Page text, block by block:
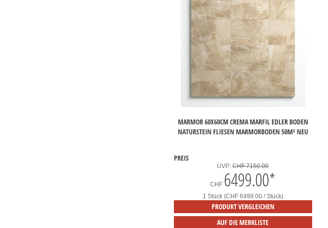
MARMOR 60X60CM CREMA MARFIL EDLER BODEN
NATURSTEIN FLIESEN MARMORBODEN 50M² NEU
PREIS
UVP:CHF 7150.00
CHF 6499.00*
1 Stück (CHF 6499.00 / Stück)
PRODUKT VERGLEICHEN
AUF DIE MERKLISTE